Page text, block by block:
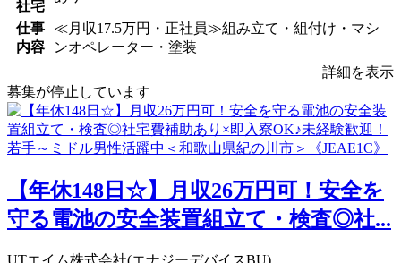
社宅
仕事
内容
≪月収17.5万円・正社員≫組み立て・組付け・マシ
ンオペレーター・塗装
詳細を表示
募集が停止しています
【年休148日☆】月収26万円可！安全を
守る電池の安全装置組立て・検査◎社...
UTエイム株式会社(エナジーデバイスBU)